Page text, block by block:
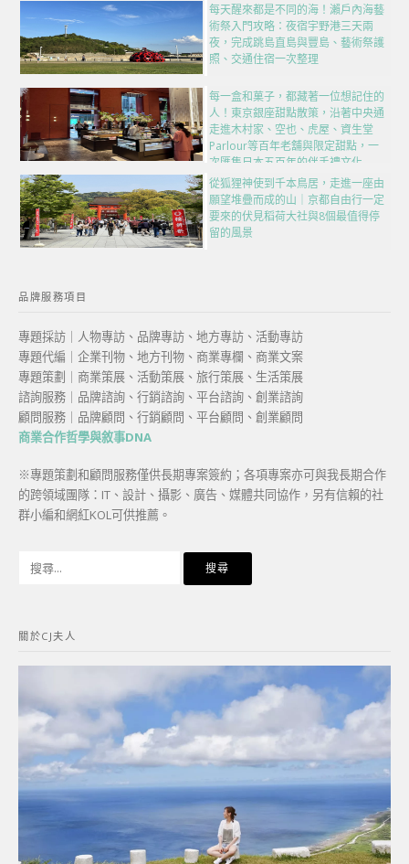
每天醒來都是不同的海！瀨戶內海藝
術祭入門攻略：夜宿宇野港三天兩
夜，完成跳島直島與豐島、藝術祭護
照、交通住宿一次整理
每一盒和菓子，都藏著一位想記住的
人！東京銀座甜點散策，沿著中央通
走進木村家、空也、虎屋、資生堂
Parlour等百年老舖與限定甜點，一
次匯集日本五百年的伴手禮文化
從狐狸神使到千本鳥居，走進一座由
願望堆疊而成的山｜京都自由行一定
要來的伏見稻荷大社與8個最值得停
留的風景
品牌服務項目
專題採訪｜人物專訪、品牌專訪、地方專訪、活動專訪
專題代編｜企業刊物、地方刊物、商業專欄、商業文案
專題策劃｜商業策展、活動策展、旅行策展、生活策展
諮詢服務｜品牌諮詢、行銷諮詢、平台諮詢、創業諮詢
顧問服務｜品牌顧問、行銷顧問、平台顧問、創業顧問
商業合作哲學與敘事DNA
※專題策劃和顧問服務僅供長期專案簽約；各項專案亦可與我長期合作
的跨領域團隊：IT、設計、攝影、廣告、媒體共同協作，另有信賴的社
群小編和網紅KOL可供推薦。
字:
關於CJ夫人